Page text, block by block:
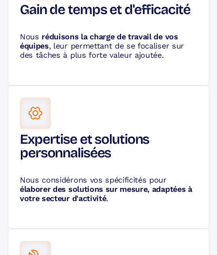
Gain de temps et d'efficacité
Nous réduisons la charge de travail de vos
équipes, leur permettant de se focaliser sur
des tâches à plus forte valeur ajoutée.
Expertise et solutions
personnalisées
Nous considérons vos spécificités pour
élaborer des solutions sur mesure, adaptées à
votre secteur d'activité.